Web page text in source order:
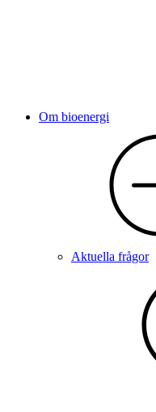
Om bioenergi
Aktuella frågor